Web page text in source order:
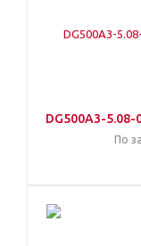
DG500A3-5.08-
По